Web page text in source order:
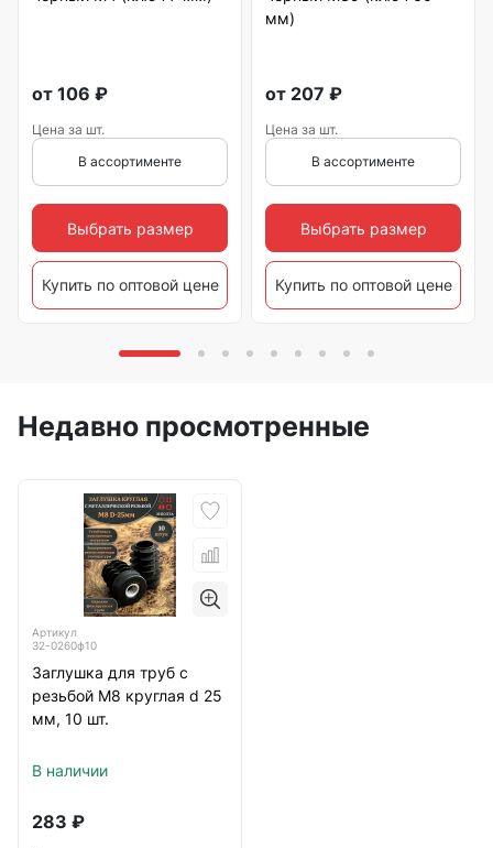
от 106 ₽
Цена за шт.
В ассортименте
Выбрать размер
Купить по оптовой цене
мм)
от 207 ₽
Цена за шт.
В ассортименте
Выбрать размер
Купить по оптовой цене
Недавно просмотренные
Артикул
32-0260ф10
Заглушка для труб с
резьбой М8 круглая d 25
мм, 10 шт.
В наличии
283 ₽